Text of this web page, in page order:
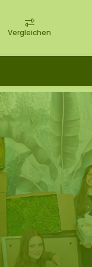
Vergleichen